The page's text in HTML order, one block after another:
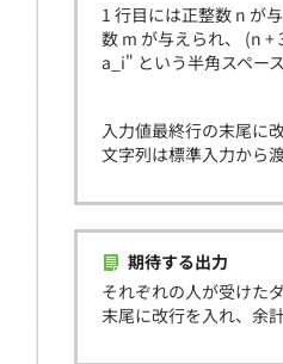
1 行目には正整数 n が
数 m が与えられ、 (n
a_i" という半角スペー
入力値最終行の末尾に
文字列は標準入力から
期待する出力
それぞれの人が受けた
末尾に改行を入れ、余